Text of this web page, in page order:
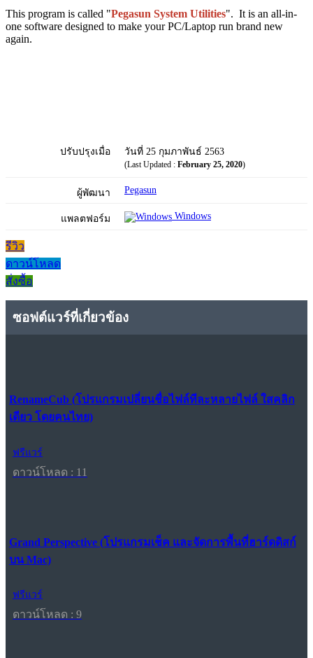
This program is called "Pegasun System Utilities". It is an all-in-
one software designed to make your PC/Laptop run brand new
again.
ปรับปรุงเมื่อ วันที่ 25 กุมภาพันธ์ 2563
(Last Updated : February 25, 2020)
ผู้พัฒนา Pegasun
แพลตฟอร์ม Windows
รีวิว
ดาวน์โหลด
สั่งซื้อ
ซอฟต์แวร์ที่เกี่ยวข้อง
RenameCub (โปรแกรมเปลี่ยนชื่อไฟล์ทีละหลายไฟล์ ใสคลิก
เดียว โดยคนไทย)
ฟรีแวร์
ดาวน์โหลด : 11
Grand Perspective (โปรแกรมเช็ค และจัดการพื้นที่ฮาร์ดดิสก์
บน Mac)
ฟรีแวร์
ดาวน์โหลด : 9